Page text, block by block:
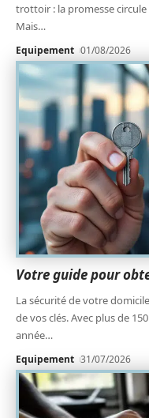
trottoir : la promesse
Mais…
Equipement 01/08/2026
Votre guide pour
La sécurité de votre
de vos clés. Avec plus de
année…
Equipement 31/07/2026